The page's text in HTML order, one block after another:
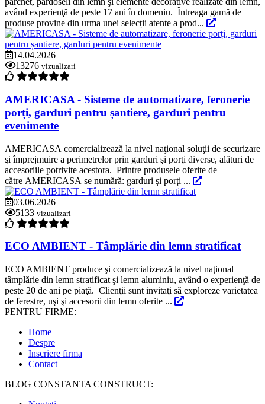
având experienţă de peste 17 ani în domeniu. Întreaga gamă de
produse provine din urma unei selecții atente a prod...
14.04.2026
13276 vizualizari
AMERICASA - Sisteme de automatizare, feronerie
porți, garduri pentru șantiere, garduri pentru
evenimente
AMERICASA comercializează la nivel naţional soluţii de securizare
şi împrejmuire a perimetrelor prin garduri şi porţi diverse, alături de
accesoriile potrivite acestora. Printre produsele oferite de
către AMERICASA se numără: garduri și porți ...
03.06.2026
5133 vizualizari
ECO AMBIENT - Tâmplărie din lemn stratificat
ECO AMBIENT produce şi comercializează la nivel naţional
tâmplărie din lemn stratificat şi lemn aluminiu, având o experienţă de
peste 20 de ani pe piaţă. Clienţii sunt invitaţi să exploreze varietatea
de ferestre, uşi şi accesorii din lemn oferite ...
PENTRU FIRME:
Home
Despre
Inscriere firma
Contact
BLOG CONSTANTA CONSTRUCT: